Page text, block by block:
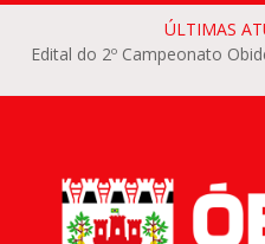
ÚLTIMAS
Edital do 2º Campeonato